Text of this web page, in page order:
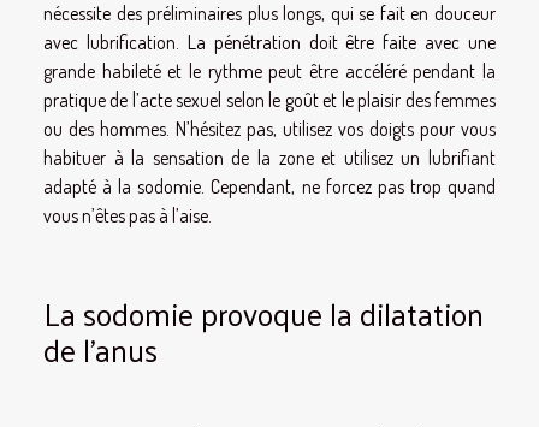
nécessite des préliminaires plus longs, qui se fait en douceur
avec lubrification. La pénétration doit être faite avec une
grande habileté et le rythme peut être accéléré pendant la
pratique de l’acte sexuel selon le goût et le plaisir des femmes
ou des hommes. N’hésitez pas, utilisez vos doigts pour vous
habituer à la sensation de la zone et utilisez un lubrifiant
adapté à la sodomie. Cependant, ne forcez pas trop quand
vous n’êtes pas à l’aise.
La sodomie provoque la dilatation
de l’anus